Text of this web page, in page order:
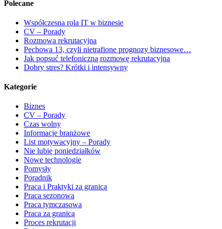
Polecane
Współczesna rola IT w biznesie
CV – Porady
Rozmowa rekrutacyjna
Pechowa 13, czyli nietrafione prognozy biznesowe…
Jak popsuć telefoniczną rozmowę rekrutacyjną
Dobry stres? Krótki i intensywny
Kategorie
Biznes
CV – Porady
Czas wolny
Informacje branżowe
List motywacyjny – Porady
Nie lubię poniedziałków
Nowe technologie
Pomysły
Poradnik
Praca i Praktyki za granicą
Praca sezonowa
Praca tymczasowa
Praca za granicą
Proces rekrutacji